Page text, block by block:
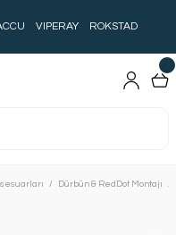
VIPERAY ROKSTAD
Dürbün & RedDot Montajı